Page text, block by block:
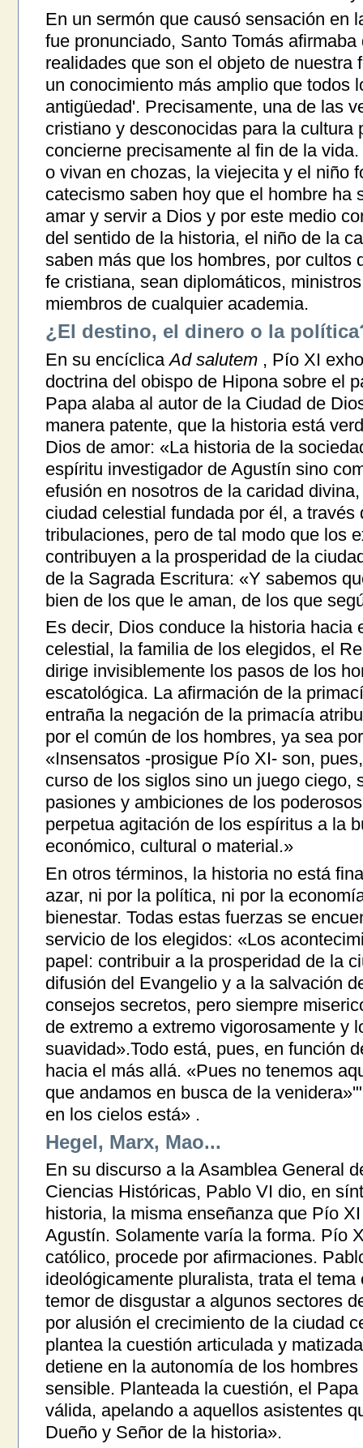
En un sermón que causó sensación en
fue pronunciado, Santo Tomás
realidades que son el objeto de nuestra
un conocimiento más amplio que todos
antigüedad'. Precisamente, una de las
cristiano y desconocidas para la cultura
concierne precisamente al fin de la
o vivan en chozas, la viejecita y el niño
catecismo saben hoy que el hombre ha
amar y servir a Dios y por este medio
del sentido de la historia, el niño de la
saben más que los hombres, por cultos
fe cristiana, sean diplomáticos,
miembros de cualquier academia.
¿El destino, el dinero o la
En su encíclicaAd salutem, Pío XI
doctrina del obispo de Hipona sobre el
Papa alaba al autor de la Ciudad de
manera patente, que la historia está
Dios de amor: «La historia de la
espíritu investigador de Agustín sino
efusión en nosotros de la caridad
ciudad celestial fundada por él, a través
tribulaciones, pero de tal modo que los
contribuyen a la prosperidad de la
de la Sagrada Escritura: «Y sabemos
bien de los que le aman, de los que
Es decir, Dios conduce la historia hacia
celestial, la familia de los elegidos, el
dirige invisiblemente los pasos de los
escatológica. La afirmación de la
entraña la negación de la primacía
por el común de los hombres, ya sea
«Insensatos -prosigue Pío XI- son,
curso de los siglos sino un juego ciego,
pasiones y ambiciones de los
perpetua agitación de los espíritus a la
económico, cultural o material.»
En otros términos, la historia no está
azar, ni por la política, ni por la
bienestar. Todas estas fuerzas se
servicio de los elegidos: «Los
papel: contribuir a la prosperidad de la
difusión del Evangelio y a la salvación
consejos secretos, pero siempre
de extremo a extremo vigorosamente y
suavidad».Todo está, pues, en función
hacia el más allá. «Pues no tenemos
que andamos en busca de la
en los cielos está» .
Hegel, Marx, Mao...
En su discurso a la Asamblea General
Ciencias Históricas, Pablo VI dio, en
historia, la misma enseñanza que Pío
Agustín. Solamente varía la forma. Pío
católico, procede por afirmaciones.
ideológicamente pluralista, trata el
temor de disgustar a algunos sectores
por alusión el crecimiento de la ciudad
plantea la cuestión articulada y
detiene en la autonomía de los
sensible. Planteada la cuestión, el
válida, apelando a aquellos asistentes
Dueño y Señor de la historia».